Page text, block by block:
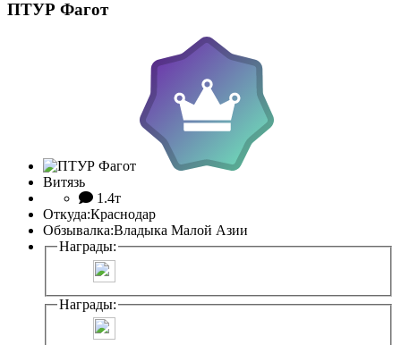
ПТУР Фагот
Витязь
1.4т
Откуда:Краснодар
Обзывалка:Владыка Малой Азии
Награды:
Награды: